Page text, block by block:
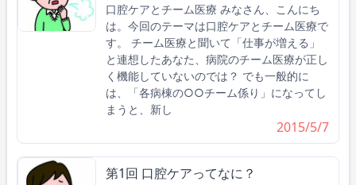
口腔ケアとチーム医療 みなさん、こんにち
は。今回のテーマは口腔ケアとチーム医療で
す。 チーム医療と聞いて「仕事が増える」
と連想したあなた、病院のチーム医療が正し
く機能していないのでは？ でも一般的に
は、「各病棟の○○チーム係り」になってし
まうと、新し
2015/5/7
第1回 口腔ケアってなに？